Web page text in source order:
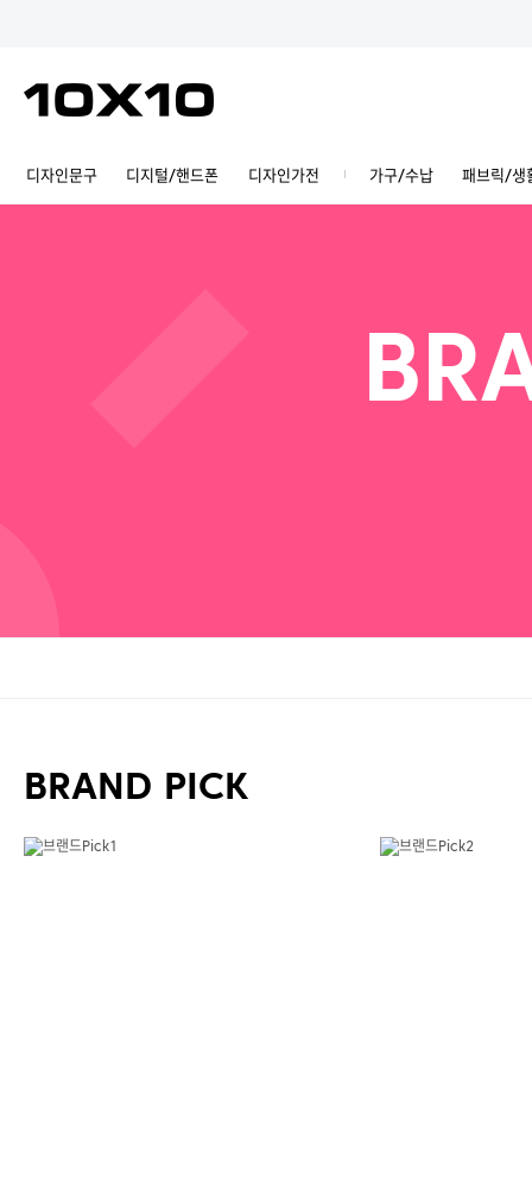
디자인문구 디지털/핸드폰 디자인가전 가구/수납 패브릭/생
BRAND PICK